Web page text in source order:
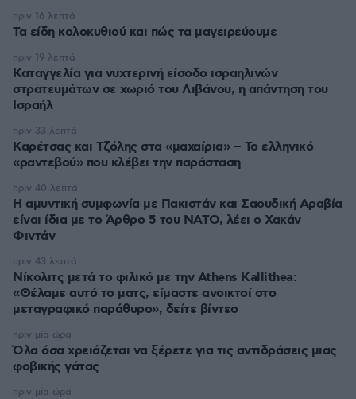
Τα είδη κολοκυθιού και πώς τα μαγειρεύουμε
πριν 16 λεπτά
Καταγγελία για νυχτερινή είσοδο ισραηλινών
στρατευμάτων σε χωριό του Λιβάνου, η απάντηση του
Ισραήλ
πριν 19 λεπτά
Καρέτσας και Τζόλης στα «μαχαίρια» – Το ελληνικό
«ραντεβού» που κλέβει την παράσταση
πριν 33 λεπτά
Η αμυντική συμφωνία με Πακιστάν και Σαουδική Αραβία
είναι ίδια με το Άρθρο 5 του ΝΑΤΟ, λέει ο Χακάν
Φιντάν
πριν 40 λεπτά
Νίκολιτς μετά το φιλικό με την Athens Kallithea:
«Θέλαμε αυτό το ματς, είμαστε ανοικτοί στο
μεταγραφικό παράθυρο», δείτε βίντεο
πριν 43 λεπτά
Όλα όσα χρειάζεται να ξέρετε για τις αντιδράσεις μιας
φοβικής γάτας
πριν μία ώρα
πριν μία ώρα